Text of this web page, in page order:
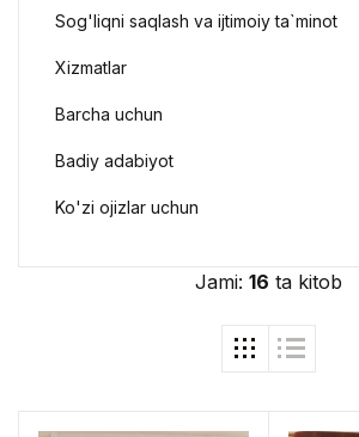
Jami: 16 ta kitob
Sog'liqni saqlash va ijtimoiy ta`minot
Xizmatlar
Barcha uchun
Badiy adabiyot
Ko'zi ojizlar uchun